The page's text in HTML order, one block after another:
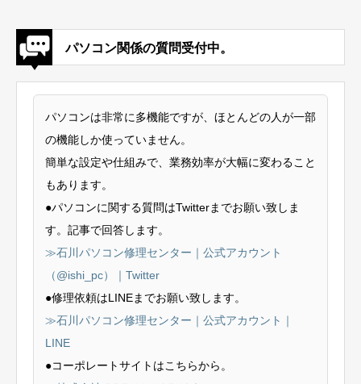
パソコン関係の質問受付中。
パソコンは非常に多機能ですが、ほとんどの人が一部
の機能しか使っていません。
簡単な設定や仕組みで、業務効率が大幅に変わること
もあります。
●パソコンに関する質問はTwitterまでお願い致しま
す。記事で回答します。
≫石川パソコン修理センター｜公式アカウント
（@ishi_pc）｜Twitter
●修理依頼はLINEまでお願い致します。
≫石川パソコン修理センター｜公式アカウント｜
LINE
●コーポレートサイトはこちらから。